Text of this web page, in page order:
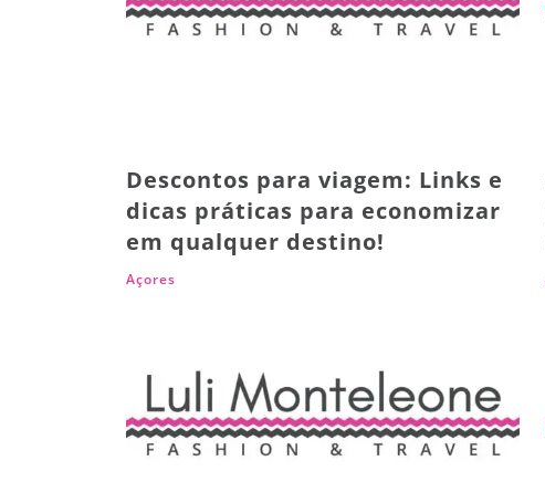
Descontos para viagem: Links e
dicas práticas para economizar
em qualquer destino!
Açores